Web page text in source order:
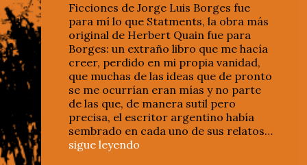
Ficciones de Jorge Luis Borges fue
para mí lo que Statments, la obra más
original de Herbert Quain fue para
Borges: un extraño libro que me hacía
creer, perdido en mi propia vanidad,
que muchas de las ideas que de pronto
se me ocurrían eran mías y no parte
de las que, de manera sutil pero
precisa, el escritor argentino había
sembrado en cada uno de sus relatos…
sigue leyendo